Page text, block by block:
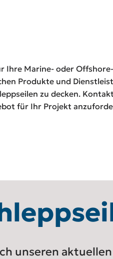
Ihre Marine- oder
Produkte und
zu decken.
für Ihr Projekt
unseren